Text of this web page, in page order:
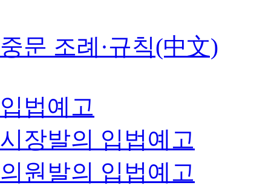
중문 조례·규칙(中文)
입법예고
시장발의 입법예고
의원발의 입법예고